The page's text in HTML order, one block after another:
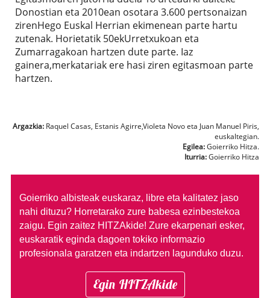
Donostian eta 2010ean osotara 3.600 pertsonaizan
zirenHego Euskal Herrian ekimenean parte hartu
zutenak. Horietatik 50ekUrretxukoan eta
Zumarragakoan hartzen dute parte. Iaz
gainera,merkatariak ere hasi ziren egitasmoan parte
hartzen.
Argazkia: Raquel Casas, Estanis Agirre,Violeta Novo eta Juan Manuel Piris,
euskaltegian.
Egilea:Goierriko Hitza.
Iturria:Goierriko Hitza
Goierriko albisteak euskaraz, libre eta kalitatez jaso
nahi dituzu? Horretarako zure babesa ezinbestekoa
zaigu. Egin zaitez HITZAkide! Zure ekarpenari esker,
euskaratik eginda dagoen tokiko informazio
profesionala garatzen eta indartzen lagunduko duzu.
Egin HITZAkide